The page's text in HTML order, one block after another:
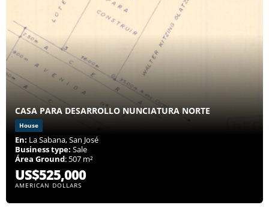
CASA PARA DESARROLLO NUNCIATURA NORTE
House
En: La Sabana, San José
Business type: Sale
Área Ground: 507 m²
US$525,000
AMERICAN DOLLARS